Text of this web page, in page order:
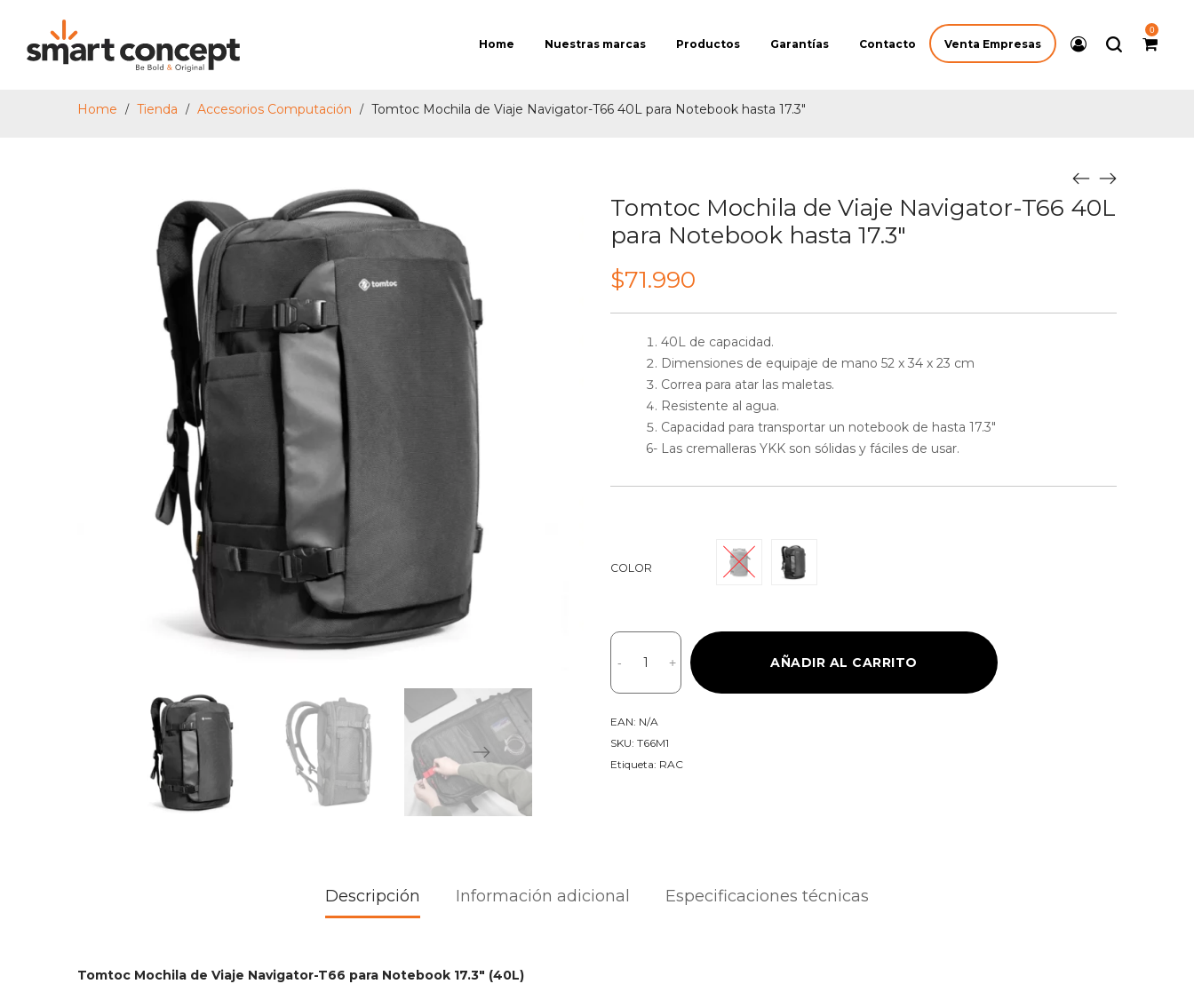
Venta Empresas
0
Home Nuestras marcas Productos Garantías Contacto
Home / Tienda / Accesorios Computación / Tomtoc Mochila de Viaje Navigator-T66 40L para Notebook hasta 17.3″
Tomtoc Mochila de Viaje Navigator-T66 40L
para Notebook hasta 17.3″
$71.990
40L de capacidad.
Dimensiones de equipaje de mano 52 x 34 x 23 cm
Correa para atar las maletas.
Resistente al agua.
Capacidad para transportar un notebook de hasta 17.3″
6- Las cremalleras YKK son sólidas y fáciles de usar.
COLOR
-
Tomtoc
Mochila
de
Navigator-
T66
40L
+ AÑADIR AL CARRITO
EAN: N/A
SKU: T66M1
Etiqueta: RAC
Descripción Información adicional Especificaciones técnicas
Tomtoc Mochila de Viaje Navigator-T66 para Notebook 17.3″ (40L)